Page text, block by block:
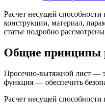
Расчет несущей
конструкции, материал,
статье подробно
Общие принципы
Просечно-вытяжной лист —
функция — обеспечить
Расчет несущей